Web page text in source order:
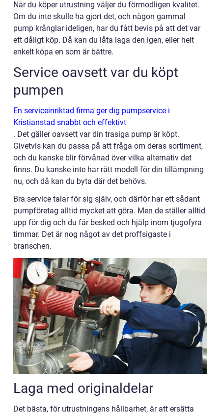
När du köper utrustning väljer du förmodligen kvalitet.
Om du inte skulle ha gjort det, och någon gammal
pump krånglar ideligen, har du fått bevis på att det var
ett dåligt köp. Då kan du låta laga den igen, eller helt
enkelt köpa en som är bättre.
Service oavsett var du köpt
pumpen
En serviceinriktad firma ger dig pumpservice i
Kristianstad snabbt och effektivt
. Det gäller oavsett var din trasiga pump är köpt.
Givetvis kan du passa på att fråga om deras sortiment,
och du kanske blir förvånad över vilka alternativ det
finns. Du kanske inte har rätt modell för din tillämpning
nu, och då kan du byta där det behövs.
Bra service talar för sig själv, och därför har ett sådant
pumpföretag alltid mycket att göra. Men de ställer alltid
upp för dig och du får besked och hjälp inom tjugofyra
timmar. Det är nog något av det proffsigaste i
branschen.
Laga med originaldelar
Det bästa, för utrustningens hållbarhet, är att ersätta